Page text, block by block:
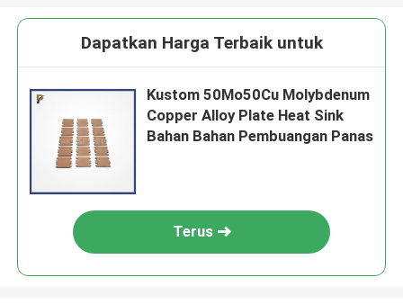
Dapatkan Harga Terbaik untuk
Kustom 50Mo50Cu Molybdenum
Copper Alloy Plate Heat Sink
Bahan Bahan Pembuangan Panas
Terus